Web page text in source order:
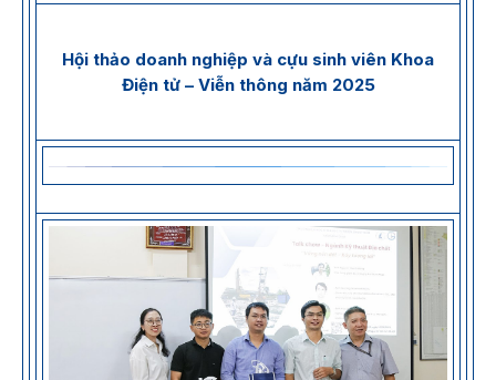
Hội thảo doanh nghiệp và cựu sinh viên Khoa
Điện tử – Viễn thông năm 2025